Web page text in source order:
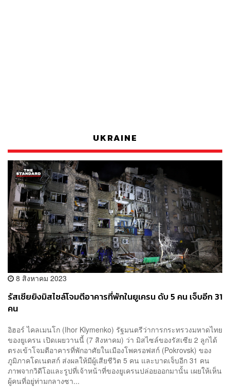
UKRAINE
8 สิงหาคม 2023
รัสเซียยิงมิสไซล์โจมตีอาคารที่พักในยูเครน ดับ 5 คน เจ็บอีก 31
คน
อิฮอร์ ไคลเมนโก (Ihor Klymenko) รัฐมนตรีว่าการกระทรวงมหาดไทย
ของยูเครน เปิดเผยวานนี้ (7 สิงหาคม) ว่า มิสไซล์ของรัสเซีย 2 ลูกได้
ตรงเข้าโจมตีอาคารที่พักอาศัยในเมืองโพครอฟสก์ (Pokrovsk) ของ
ภูมิภาคโดเนตสก์ ส่งผลให้มีผู้เสียชีวิต 5 คน และบาดเจ็บอีก 31 คน
ภาพจากวิดีโอและรูปที่เจ้าหน้าที่ของยูเครนปล่อยออกมานั้น เผยให้เห็น
ผู้คนที่อยู่ท่ามกลางซา...